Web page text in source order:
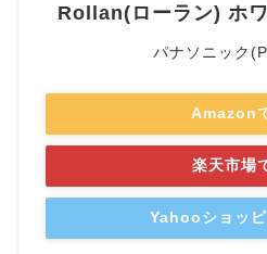
Rollan(ローラン) ホ
パナソニック
Amazon
楽天市場
Yahooショッ